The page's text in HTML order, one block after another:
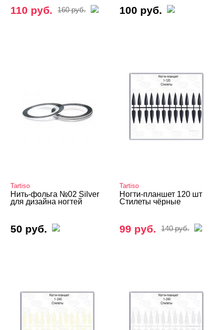
110 руб. 160 руб. 100 руб.
Tartiso
Нить-фольга №02 Silver
для дизайна ногтей
50 руб.
Tartiso
Ногти-планшет 120 шт
Стилеты чёрные
99 руб. 140 руб.